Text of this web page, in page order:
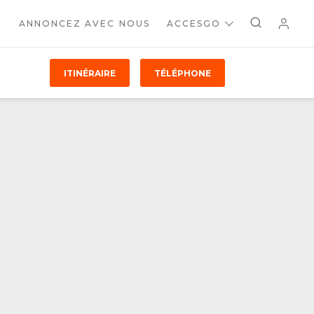
ANNONCEZ AVEC NOUS ACCESGO
ITINÉRAIRE TÉLÉPHONE